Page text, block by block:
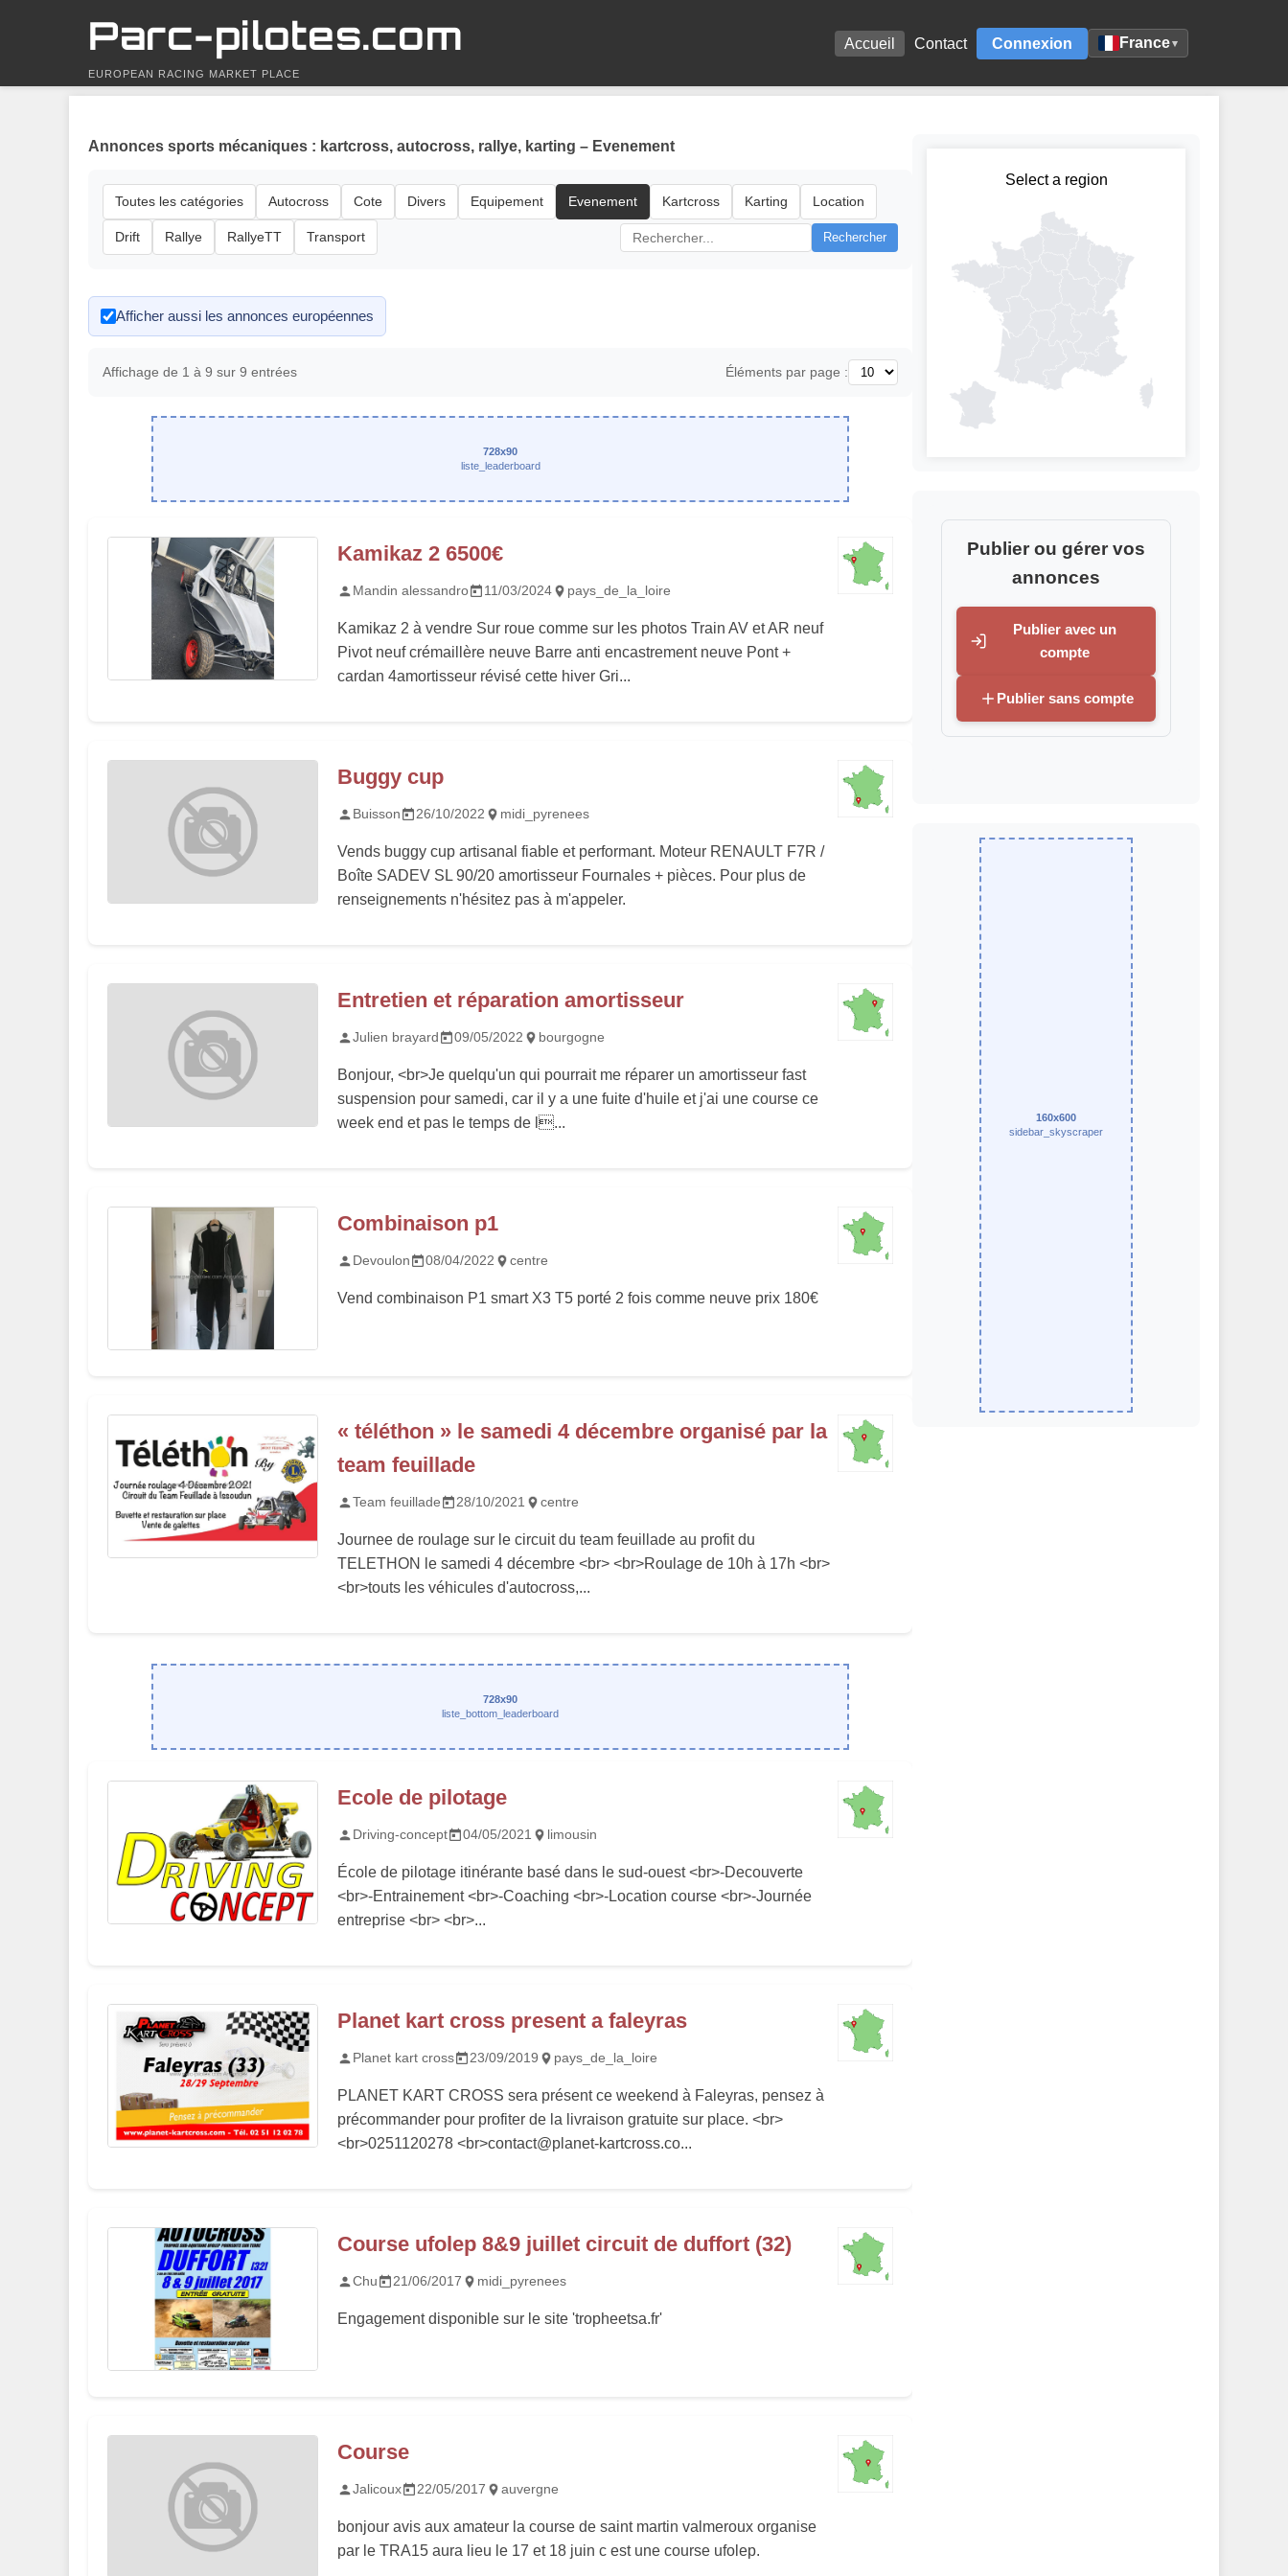
Parc-pilotes.com
EUROPEAN RACING MARKET PLACE
Accueil Contact Connexion France▾
Annonces sports mécaniques : kartcross, autocross, rallye, karting – Evenement
Toutes les catégories Autocross Cote Divers Equipement Evenement Kartcross Karting Location
Drift Rallye RallyeTT Transport Rechercher
Afficher aussi les annonces européennes
Affichage de 1 à 9 sur 9 entrées Éléments par page :
728x90
liste_leaderboard
Kamikaz 2 6500€
Mandin alessandro 11/03/2024 pays_de_la_loire
Kamikaz 2 à vendre Sur roue comme sur les photos Train AV et AR neuf
Pivot neuf crémaillère neuve Barre anti encastrement neuve Pont +
cardan 4amortisseur révisé cette hiver Gri...
Buggy cup
Buisson 26/10/2022 midi_pyrenees
Vends buggy cup artisanal fiable et performant. Moteur RENAULT F7R /
Boîte SADEV SL 90/20 amortisseur Fournales + pièces. Pour plus de
renseignements n'hésitez pas à m'appeler.
Entretien et réparation amortisseur
Julien brayard 09/05/2022 bourgogne
Bonjour, <br>Je quelqu'un qui pourrait me réparer un amortisseur fast
suspension pour samedi, car il y a une fuite d'huile et j'ai une course ce
week end et pas le temps de l...
Combinaison p1
Devoulon 08/04/2022 centre
Vend combinaison P1 smart X3 T5 porté 2 fois comme neuve prix 180€
« téléthon » le samedi 4 décembre organisé par la
team feuillade
Team feuillade 28/10/2021 centre
Journee de roulage sur le circuit du team feuillade au profit du
TELETHON le samedi 4 décembre <br> <br>Roulage de 10h à 17h <br>
<br>touts les véhicules d'autocross,...
728x90
liste_bottom_leaderboard
Ecole de pilotage
Driving-concept 04/05/2021 limousin
École de pilotage itinérante basé dans le sud-ouest <br>-Decouverte
<br>-Entrainement <br>-Coaching <br>-Location course <br>-Journée
entreprise <br> <br>...
Planet kart cross present a faleyras
Planet kart cross 23/09/2019 pays_de_la_loire
PLANET KART CROSS sera présent ce weekend à Faleyras, pensez à
précommander pour profiter de la livraison gratuite sur place. <br>
<br>0251120278 <br>contact@planet-kartcross.co...
Course ufolep 8&9 juillet circuit de duffort (32)
Chu 21/06/2017 midi_pyrenees
Engagement disponible sur le site 'tropheetsa.fr'
Course
Jalicoux 22/05/2017 auvergne
bonjour avis aux amateur la course de saint martin valmeroux organise
par le TRA15 aura lieu le 17 et 18 juin c est une course ufolep.
Select a region
Publier ou gérer vos
annonces
Publier avec un
compte
Publier sans compte
160x600
sidebar_skyscraper